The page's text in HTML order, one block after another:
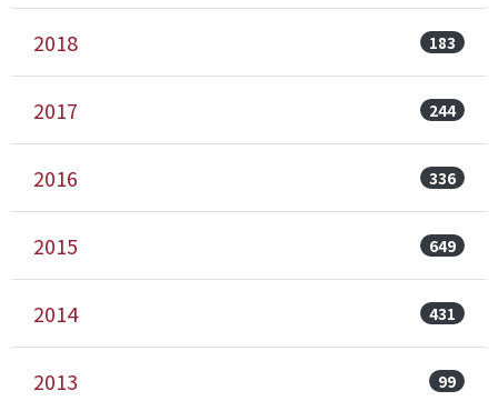
2018 183
2017 244
2016 336
2015 649
2014 431
2013 99